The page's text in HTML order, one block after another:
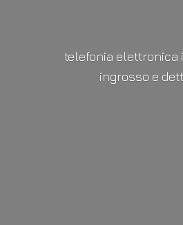
telefonia elettronica
ingrosso e